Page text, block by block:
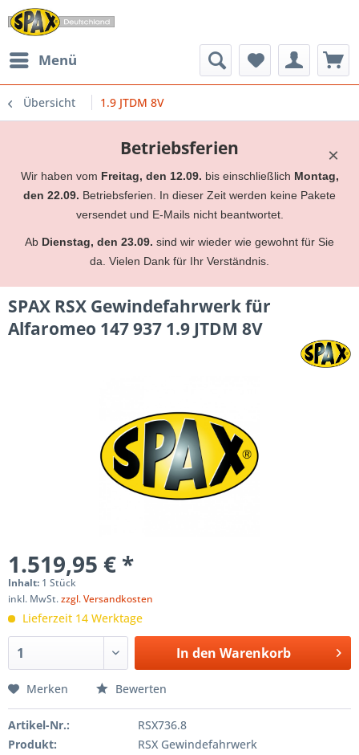
Menü
Übersicht 1.9 JTDM 8V
×
Betriebsferien
Wir haben vom Freitag, den 12.09. bis einschließlich Montag,
den 22.09. Betriebsferien. In dieser Zeit werden keine Pakete
versendet und E-Mails nicht beantwortet.
Ab Dienstag, den 23.09. sind wir wieder wie gewohnt für Sie
da. Vielen Dank für Ihr Verständnis.
SPAX RSX Gewindefahrwerk für
Alfaromeo 147 937 1.9 JTDM 8V
1.519,95 € *
Inhalt: 1 Stück
inkl. MwSt.zzgl. Versandkosten
Lieferzeit 14 Werktage
In den Warenkorb
Merken Bewerten
Artikel-Nr.:
RSX736.8
Produkt:
RSX Gewindefahrwerk